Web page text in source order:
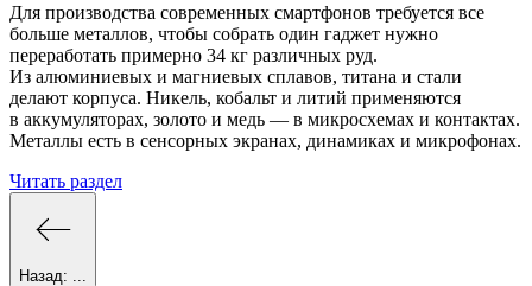
Для производства современных смартфонов требуется все
больше металлов, чтобы собрать один гаджет нужно
переработать примерно 34 кг различных руд.
Из алюминиевых и магниевых сплавов, титана и стали
делают корпуса. Никель, кобальт и литий применяются
в аккумуляторах, золото и медь — в микросхемах и контактах.
Металлы есть в сенсорных экранах, динамиках и микрофонах.
Читать раздел
Назад: